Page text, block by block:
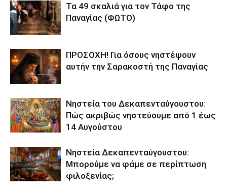
Τα 49 σκαλιά για τον Τάφο της
Παναγίας (ΦΩΤΟ)
ΠΡΟΣΟΧΗ! Για όσους νηστέψουν
αυτήν την Σαρακοστή της Παναγίας
Νηστεία του Δεκαπενταύγουστου:
Πώς ακριβώς νηστεύουμε από 1 έως
14 Αυγούστου
Νηστεία Δεκαπενταύγουστου:
Μπορούμε να φάμε σε περίπτωση
φιλοξενίας;